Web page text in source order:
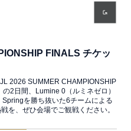
FINALS チケッ
2026 SUMMER CHAMPIONSHIP
2日間、Lumine 0（ルミネゼロ）
を勝ち抜いた6チームによる
を、ぜひ会場でご観戦ください。